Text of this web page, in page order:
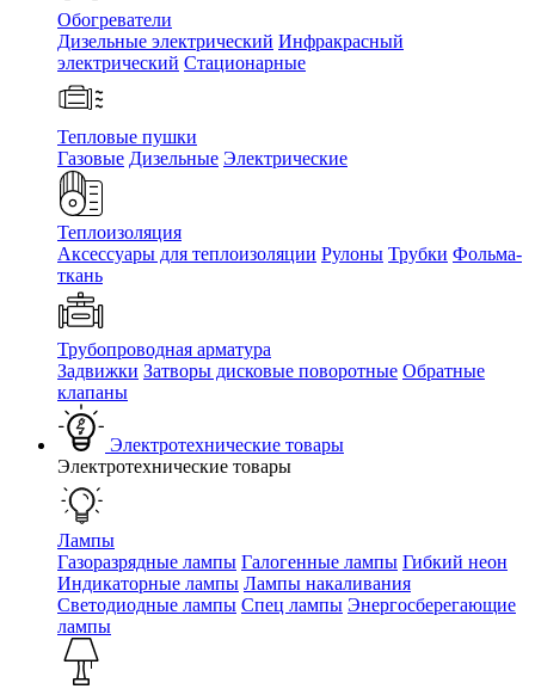
Обогреватели
Дизельные электрический Инфракрасный
электрический Стационарные
Тепловые пушки
Газовые Дизельные Электрические
Теплоизоляция
Аксессуары для теплоизоляции Рулоны Трубки Фольма-
ткань
Трубопроводная арматура
Задвижки Затворы дисковые поворотные Обратные
клапаны
Электротехнические товары
Электротехнические товары
Лампы
Газоразрядные лампы Галогенные лампы Гибкий неон
Индикаторные лампы Лампы накаливания
Светодиодные лампы Спец лампы Энергосберегающие
лампы